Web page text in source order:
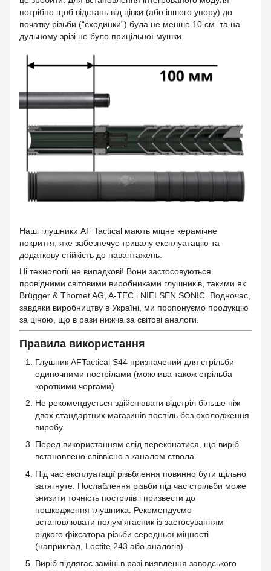
потрібно щоб відстань від цівки (або іншого упору) до
початку різьби (“сходинки”) була не менше 10 см. та на
дульному зрізі не було прицільної мушки.
Наші глушники AF Tactical мають міцне керамічне
покриття, яке забезпечує тривалу експлуатацію та
додаткову стійкість до навантажень.
Ці технології не випадкові! Вони застосовуються
провідними світовими виробниками глушників, такими як
Brügger & Thomet AG, A-TEC і NIELSEN SONIC. Водночас,
завдяки виробництву в Україні, ми пропонуємо продукцію
за ціною, що в рази нижча за світові аналоги.
Правила використання
Глушник AFTactical S44 призначений для стрільби
одиночними пострілами (можлива також стрільба
короткими чергами).
Не рекомендується здійснювати відстріл більше ніж
двох стандартних магазинів поспіль без охолодження
виробу.
Перед використанням слід переконатися, що виріб
встановлено співвісно з каналом ствола.
Під час експлуатації різьблення повинно бути щільно
затягнуте. Послаблення різьби під час стрільби може
знизити точність пострілів і призвести до
пошкодження глушника. Рекомендуємо
встановлювати полум'ягасник із застосуванням
рідкого фіксатора різьби середньої міцності
(наприклад, Loctite 243 або аналогів).
Виріб підлягає заміні в разі виявлення заводського